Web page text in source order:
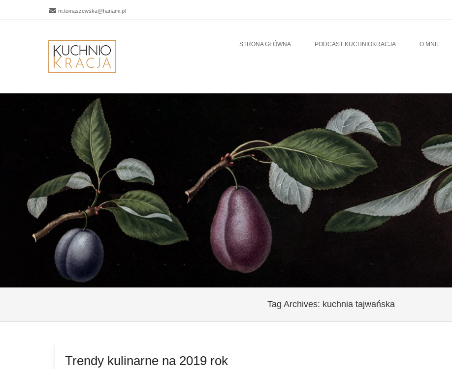
m.tomaszewska@hanami.pl
SKIP TO CONTENTSTRONA GŁÓWNA PODCAST KUCHNIOKRACJA O MNIE
Tag Archives: kuchnia tajwańska
Trendy kulinarne na 2019 rok